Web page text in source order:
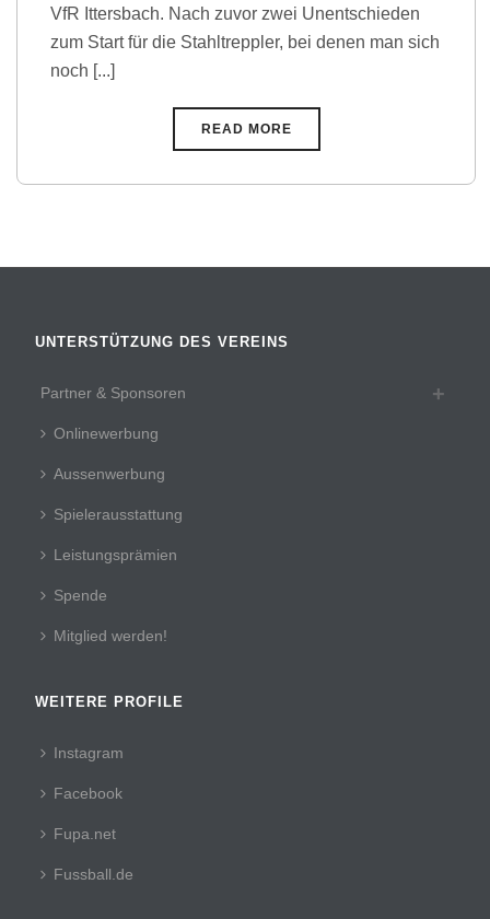
VfR Ittersbach. Nach zuvor zwei Unentschieden
zum Start für die Stahltreppler, bei denen man sich
noch [...]
READ MORE
UNTERSTÜTZUNG DES VEREINS
Partner & Sponsoren
Onlinewerbung
Aussenwerbung
Spielerausstattung
Leistungsprämien
Spende
Mitglied werden!
WEITERE PROFILE
Instagram
Facebook
Fupa.net
Fussball.de